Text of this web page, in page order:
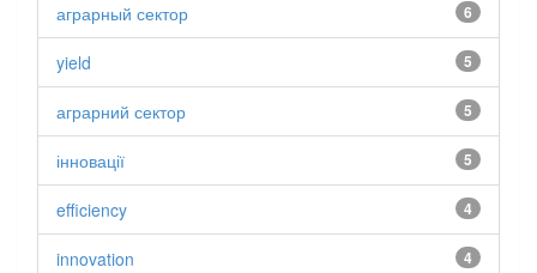
6
аграрный сектор
5
yield
5
аграрний сектор
5
інновації
4
efficiency
4
innovation